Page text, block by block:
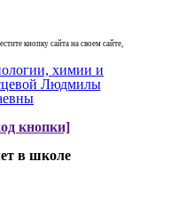
кнопку сайта на своем сайте,
кнопки]
в школе